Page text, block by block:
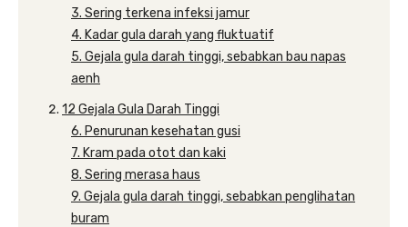
3. Sering terkena infeksi jamur
4. Kadar gula darah yang fluktuatif
5. Gejala gula darah tinggi, sebabkan bau napas
aenh
12 Gejala Gula Darah Tinggi
6. Penurunan kesehatan gusi
7. Kram pada otot dan kaki
8. Sering merasa haus
9. Gejala gula darah tinggi, sebabkan penglihatan
buram